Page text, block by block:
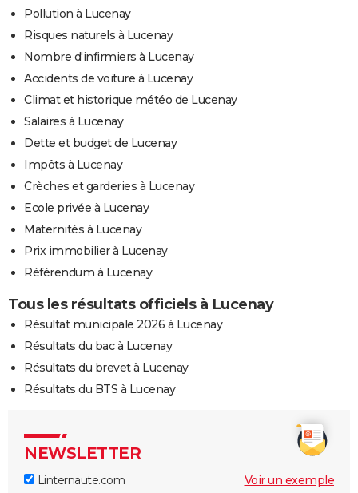
Pollution à Lucenay
Risques naturels à Lucenay
Nombre d'infirmiers à Lucenay
Accidents de voiture à Lucenay
Climat et historique météo de Lucenay
Salaires à Lucenay
Dette et budget de Lucenay
Impôts à Lucenay
Crèches et garderies à Lucenay
Ecole privée à Lucenay
Maternités à Lucenay
Prix immobilier à Lucenay
Référendum à Lucenay
Tous les résultats officiels à Lucenay
Résultat municipale 2026 à Lucenay
Résultats du bac à Lucenay
Résultats du brevet à Lucenay
Résultats du BTS à Lucenay
NEWSLETTER
Linternaute.com Voir un exemple